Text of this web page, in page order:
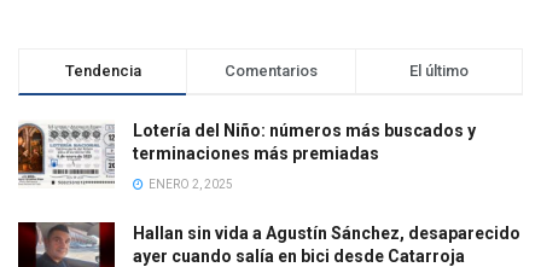
Tendencia Comentarios El último
Lotería del Niño: números más buscados y
terminaciones más premiadas
ENERO 2, 2025
Hallan sin vida a Agustín Sánchez, desaparecido
ayer cuando salía en bici desde Catarroja